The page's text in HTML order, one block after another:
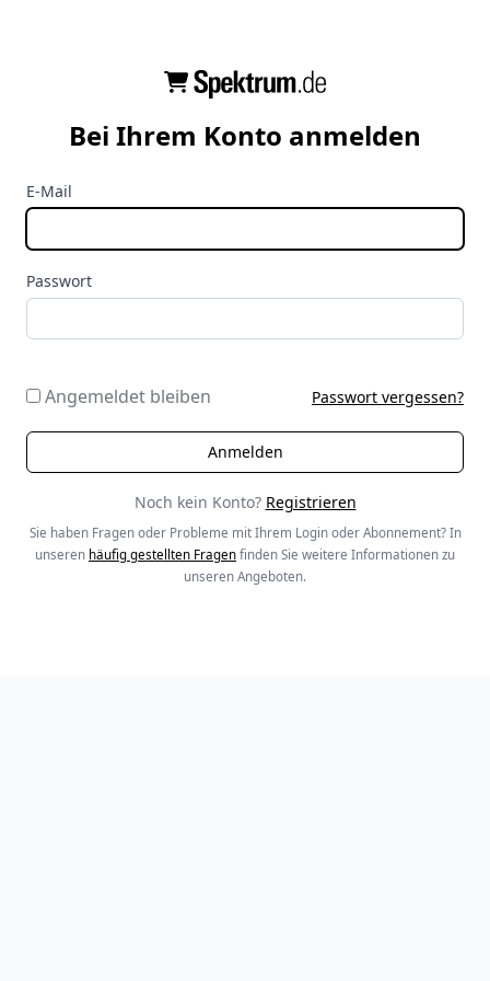
Bei Ihrem Konto anmelden
E-Mail
Passwort
Angemeldet bleiben Passwort vergessen?
Noch kein Konto? Registrieren
Sie haben Fragen oder Probleme mit Ihrem Login oder Abonnement? In
unseren häufig gestellten Fragen finden Sie weitere Informationen zu
unseren Angeboten.